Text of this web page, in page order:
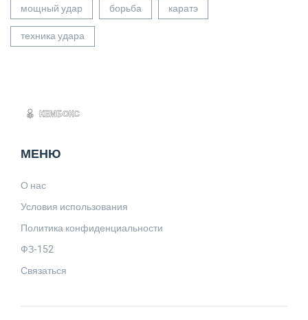
мощный удар
борьба
каратэ
техника удара
МЕНЮ
О нас
Условия использования
Политика конфиденциальности
ФЗ-152
Связаться